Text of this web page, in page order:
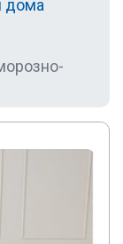
дома